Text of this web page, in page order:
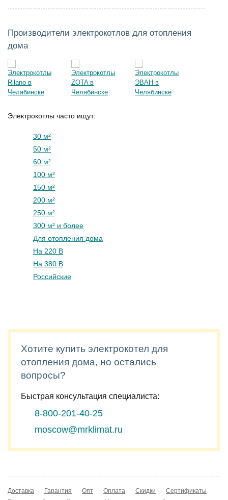
Производители электрокотлов для отопления
дома
Электрокотлы часто ищут:
30 м²
50 м²
60 м²
100 м²
150 м²
200 м²
250 м²
300 м² и более
Для отопления дома
На 220 В
На 380 В
Российские
Хотите купить электрокотел для
отопления дома, но остались
вопросы?
Быстрая консультация специалиста:
8-800-201-40-25
moscow@mrklimat.ru
Доставка Гарантия Опт Оплата Скидки
Сертификаты